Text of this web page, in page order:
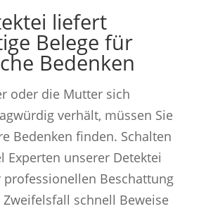
liefert
Belege für
Bedenken
oder die Mutter sich
verhält, müssen Sie
Bedenken finden. Schalten
Experten unserer Detektei
Beschattung
schnell Beweise